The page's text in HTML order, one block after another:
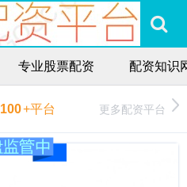
专业股票配资 配资知识
100+平台 更多配资平台